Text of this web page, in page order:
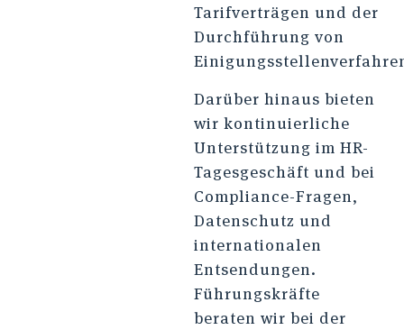
Tarifverträgen und der
Durchführung von
Darüber hinaus bieten
wir kontinuierliche
Unterstützung im HR-
Tagesgeschäft und bei
Compliance-Fragen,
Datenschutz und
internationalen
Entsendungen.
Führungskräfte
beraten wir bei der